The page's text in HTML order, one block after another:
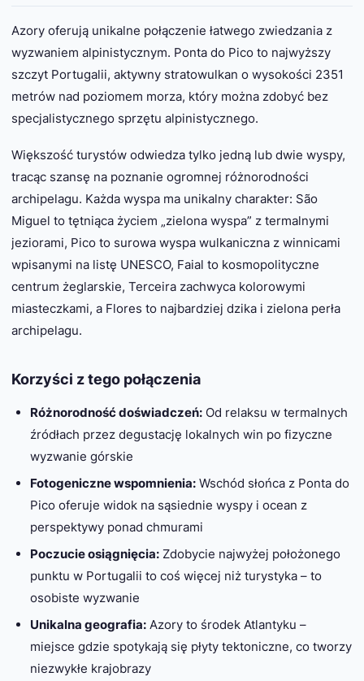
Azory oferują unikalne połączenie łatwego zwiedzania z
wyzwaniem alpinistycznym. Ponta do Pico to najwyższy
szczyt Portugalii, aktywny stratowulkan o wysokości 2351
metrów nad poziomem morza, który można zdobyć bez
specjalistycznego sprzętu alpinistycznego.
Większość turystów odwiedza tylko jedną lub dwie wyspy,
tracąc szansę na poznanie ogromnej różnorodności
archipelagu. Każda wyspa ma unikalny charakter: São
Miguel to tętniąca życiem „zielona wyspa” z termalnymi
jeziorami, Pico to surowa wyspa wulkaniczna z winnicami
wpisanymi na listę UNESCO, Faial to kosmopolityczne
centrum żeglarskie, Terceira zachwyca kolorowymi
miasteczkami, a Flores to najbardziej dzika i zielona perła
archipelagu.
Korzyści z tego połączenia
Różnorodność doświadczeń:Od relaksu w termalnych
źródłach przez degustację lokalnych win po fizyczne
wyzwanie górskie
Fotogeniczne wspomnienia:Wschód słońca z Ponta do
Pico oferuje widok na sąsiednie wyspy i ocean z
perspektywy ponad chmurami
Poczucie osiągnięcia:Zdobycie najwyżej położonego
punktu w Portugalii to coś więcej niż turystyka – to
osobiste wyzwanie
Unikalna geografia:Azory to środek Atlantyku –
miejsce gdzie spotykają się płyty tektoniczne, co tworzy
niezwykłe krajobrazy